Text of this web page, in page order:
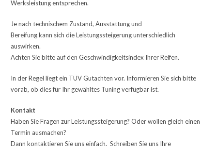
Werksleistung entsprechen.
Je nach technischem Zustand, Ausstattung und
Bereifung kann sich die Leistungssteigerung unterschiedlich
auswirken.
Achten Sie bitte auf den Geschwindigkeitsindex Ihrer Reifen.
In der Regel liegt ein TÜV Gutachten vor. Informieren Sie sich bitte
vorab, ob dies für Ihr gewähltes Tuning verfügbar ist.
Kontakt
Haben Sie Fragen zur Leistungssteigerung? Oder wollen gleich einen
Termin ausmachen?
Dann kontaktieren Sie uns einfach. Schreiben Sie uns Ihre